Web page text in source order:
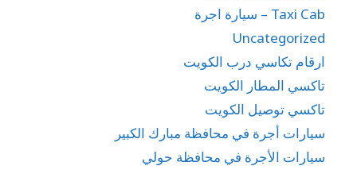
Taxi Cab – سيارة اجرة
Uncategorized
ارقام تكاسي درب الكويت
تاكسي المطار الكويت
تاكسي توصيل الكويت
سيارات أجرة في محافظة مبارك الكبير
سيارات الأجرة في محافظة حولي